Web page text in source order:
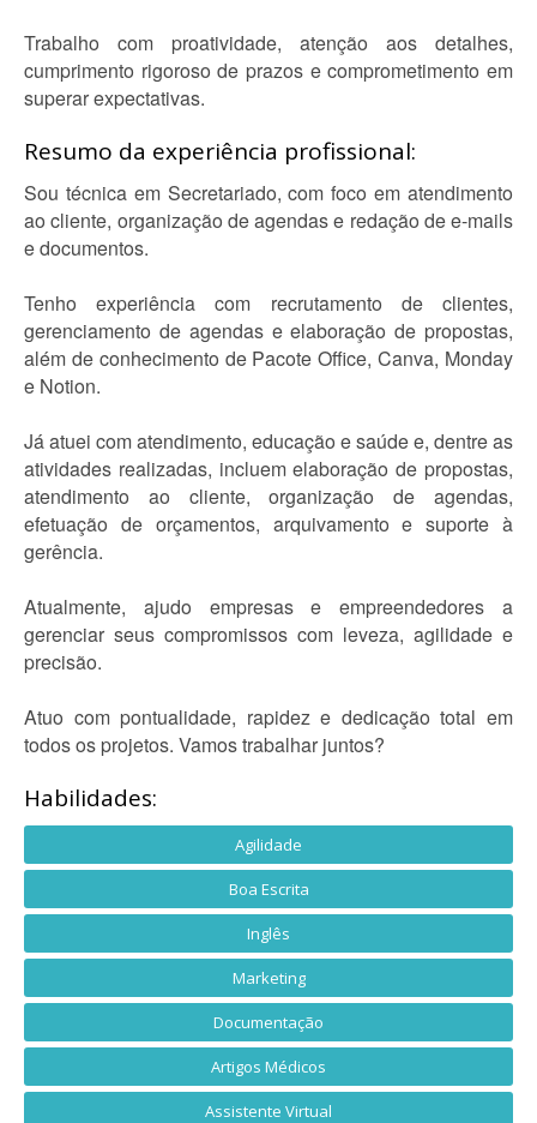
Trabalho com proatividade, atenção aos detalhes,
cumprimento rigoroso de prazos e comprometimento em
superar expectativas.
Resumo da experiência profissional:
Sou técnica em Secretariado, com foco em atendimento
ao cliente, organização de agendas e redação de e-mails
e documentos.
Tenho experiência com recrutamento de clientes,
gerenciamento de agendas e elaboração de propostas,
além de conhecimento de Pacote Office, Canva, Monday
e Notion.
Já atuei com atendimento, educação e saúde e, dentre as
atividades realizadas, incluem elaboração de propostas,
atendimento ao cliente, organização de agendas,
efetuação de orçamentos, arquivamento e suporte à
gerência.
Atualmente, ajudo empresas e empreendedores a
gerenciar seus compromissos com leveza, agilidade e
precisão.
Atuo com pontualidade, rapidez e dedicação total em
todos os projetos. Vamos trabalhar juntos?
Habilidades:
Agilidade
Boa Escrita
Inglês
Marketing
Documentação
Artigos Médicos
Assistente Virtual